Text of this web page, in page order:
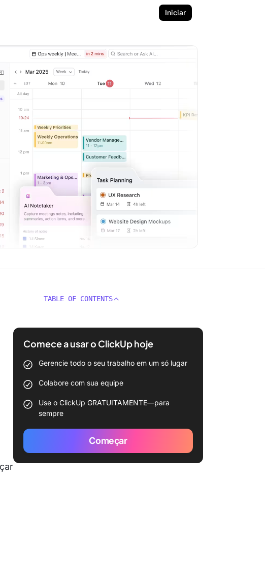
Iniciar
TABLE OF CONTENTS
Comece a usar o ClickUp hoje
Gerencie todo o seu trabalho em um só lugar
Colabore com sua equipe
Use o ClickUp GRATUITAMENTE—para
sempre
Começar